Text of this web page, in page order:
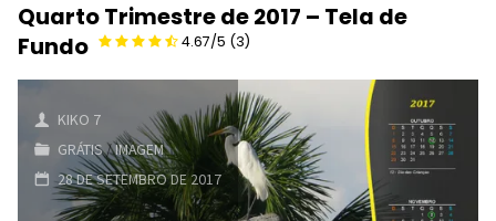
Quarto Trimestre de 2017 – Tela de
Fundo
4.67/5 (3)
KIKO 7
GRÁTIS/IMAGEM
28 DE SETEMBRO DE 2017